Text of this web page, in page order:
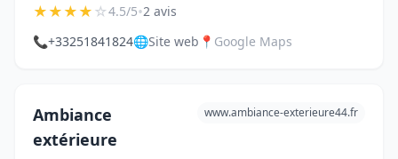
★★★★☆4.5/5•2 avis
📞+33251841824🌐Site web 📍 Google Maps
Ambiance
extérieure
www.ambiance-exterieure44.fr